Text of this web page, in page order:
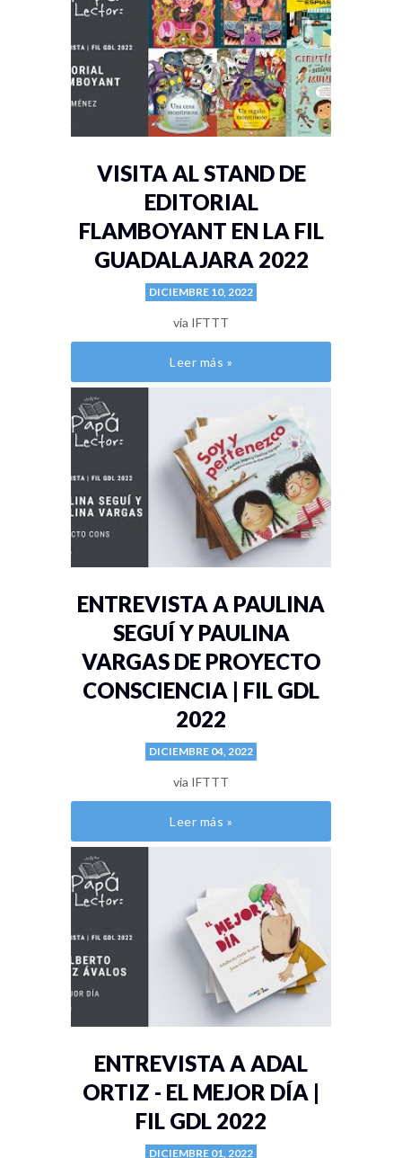
VISITA AL STAND DE
EDITORIAL
FLAMBOYANT EN LA FIL
GUADALAJARA 2022
DICIEMBRE 10, 2022
via IFTTT
Leer más »
ENTREVISTA A PAULINA
SEGUÍ Y PAULINA
VARGAS DE PROYECTO
CONSCIENCIA | FIL GDL
2022
DICIEMBRE 04, 2022
via IFTTT
Leer más »
ENTREVISTA A ADAL
ORTIZ - EL MEJOR DÍA |
FIL GDL 2022
DICIEMBRE 01, 2022